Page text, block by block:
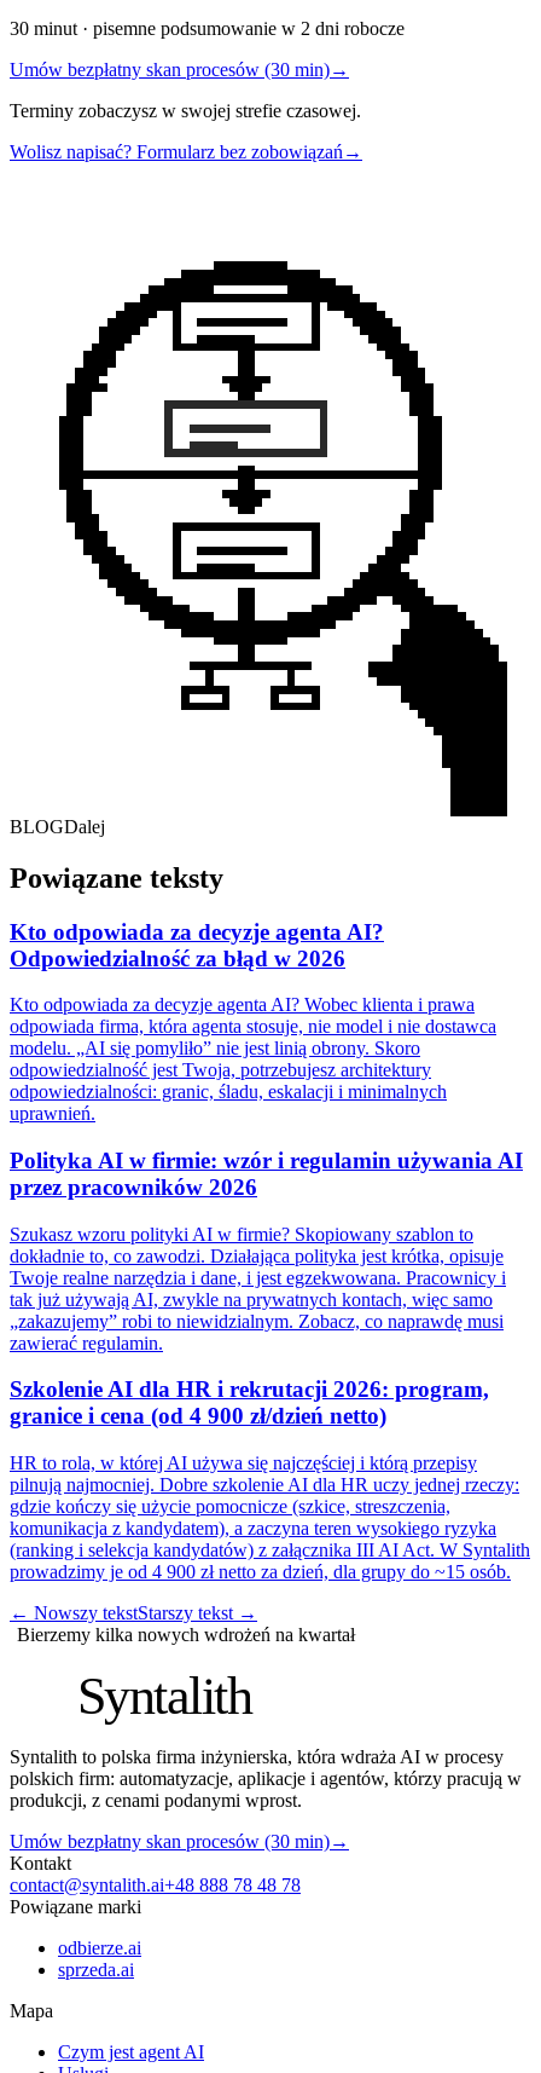
30 minut · pisemne podsumowanie w 2 dni robocze
Umów bezpłatny skan procesów (30 min)→
Terminy zobaczysz w swojej strefie czasowej.
Wolisz napisać? Formularz bez zobowiązań →
BLOGDalej
Powiązane teksty
Kto odpowiada za decyzje agenta AI?
Odpowiedzialność za błąd w 2026
Kto odpowiada za decyzje agenta AI? Wobec klienta i prawa
odpowiada firma, która agenta stosuje, nie model i nie dostawca
modelu. „AI się pomyliło” nie jest linią obrony. Skoro
odpowiedzialność jest Twoja, potrzebujesz architektury
odpowiedzialności: granic, śladu, eskalacji i minimalnych
uprawnień.
Polityka AI w firmie: wzór i regulamin używania AI
przez pracowników 2026
Szukasz wzoru polityki AI w firmie? Skopiowany szablon to
dokładnie to, co zawodzi. Działająca polityka jest krótka, opisuje
Twoje realne narzędzia i dane, i jest egzekwowana. Pracownicy i
tak już używają AI, zwykle na prywatnych kontach, więc samo
„zakazujemy” robi to niewidzialnym. Zobacz, co naprawdę musi
zawierać regulamin.
Szkolenie AI dla HR i rekrutacji 2026: program,
granice i cena (od 4 900 zł/dzień netto)
HR to rola, w której AI używa się najczęściej i którą przepisy
pilnują najmocniej. Dobre szkolenie AI dla HR uczy jednej rzeczy:
gdzie kończy się użycie pomocnicze (szkice, streszczenia,
komunikacja z kandydatem), a zaczyna teren wysokiego ryzyka
(ranking i selekcja kandydatów) z załącznika III AI Act. W Syntalith
prowadzimy je od 4 900 zł netto za dzień, dla grupy do ~15 osób.
← Nowszy tekstStarszy tekst →
Bierzemy kilka nowych wdrożeń na kwartał
Syntalith
Syntalith to polska firma inżynierska, która wdraża AI w procesy
polskich firm: automatyzacje, aplikacje i agentów, którzy pracują w
produkcji, z cenami podanymi wprost.
Umów bezpłatny skan procesów (30 min)→
Kontakt
contact@syntalith.ai+48 888 78 48 78
Powiązane marki
odbierze.ai
sprzeda.ai
Mapa
Czym jest agent AI